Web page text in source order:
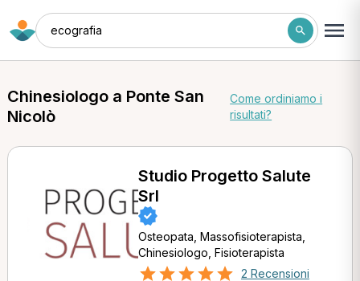
ecografia
Chinesiologo a Ponte San
Nicolò
Come ordiniamo i
risultati?
Studio Progetto Salute
Srl
Osteopata, Massofisioterapista,
Chinesiologo, Fisioterapista
2 Recensioni